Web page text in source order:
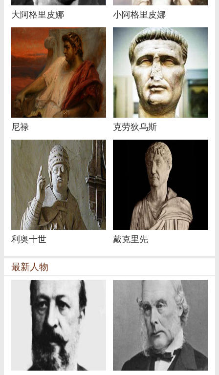
大阿格里皮娜 小阿格里皮娜
尼禄 克劳狄乌斯
利奥十世 戴克里先
最新人物